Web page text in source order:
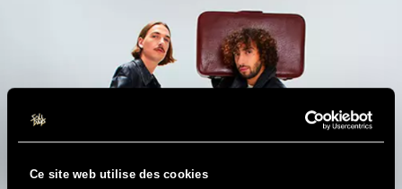
Ce site web utilise des cookies